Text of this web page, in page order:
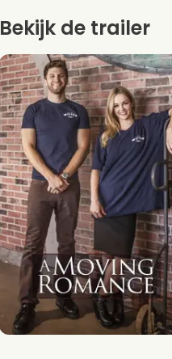
Bekijk de trailer